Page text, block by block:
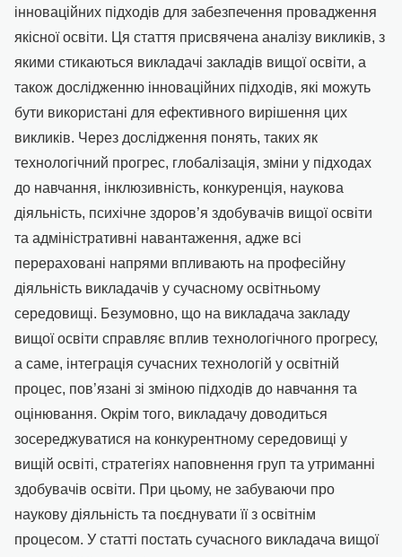
інноваційних підходів для забезпечення провадження
якісної освіти. Ця стаття присвячена аналізу викликів, з
якими стикаються викладачі закладів вищої освіти, а
також дослідженню інноваційних підходів, які можуть
бути використані для ефективного вирішення цих
викликів. Через дослідження понять, таких як
технологічний прогрес, глобалізація, зміни у підходах
до навчання, інклюзивність, конкуренція, наукова
діяльність, психічне здоров’я здобувачів вищої освіти
та адміністративні навантаження, адже всі
перераховані напрями впливають на професійну
діяльність викладачів у сучасному освітньому
середовищі. Безумовно, що на викладача закладу
вищої освіти справляє вплив технологічного прогресу,
а саме, інтеграція сучасних технологій у освітній
процес, пов’язані зі зміною підходів до навчання та
оцінювання. Окрім того, викладачу доводиться
зосереджуватися на конкурентному середовищі у
вищій освіті, стратегіях наповнення груп та утриманні
здобувачів освіти. При цьому, не забуваючи про
наукову діяльність та поєднувати її з освітнім
процесом. У статті постать сучасного викладача вищої